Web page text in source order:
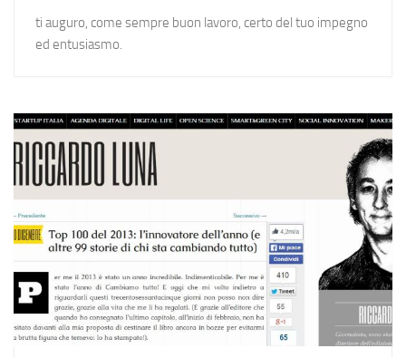
ti auguro, come sempre buon lavoro, certo del tuo impegno
ed entusiasmo.